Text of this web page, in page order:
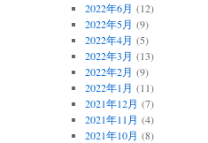
2022年6月 (12)
2022年5月 (9)
2022年4月 (5)
2022年3月 (13)
2022年2月 (9)
2022年1月 (11)
2021年12月 (7)
2021年11月 (4)
2021年10月 (8)